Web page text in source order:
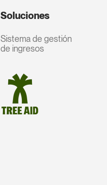
Soluciones
Sistema de gestión
de ingresos